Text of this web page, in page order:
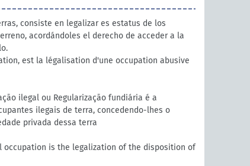
consiste en legalizar es estatus de los
acordándoles el derecho de acceder a la
est la légalisation d'une occupation abusive
ilegal ou Regularização fundiária é a
ilegais de terra, concedendo-lhes o
privada dessa terra
occupation is the legalization of the disposition of